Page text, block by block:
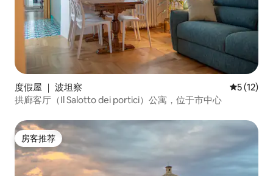
度假屋 ｜ 波坦察 平均评分
5 (12)
拱廊客厅（Il Salotto dei portici）公寓，位于市中心
房客推荐
房客推荐